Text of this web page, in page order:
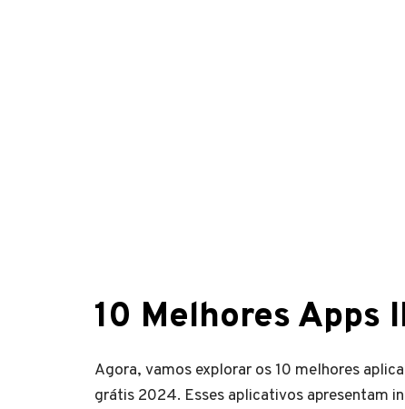
10 Melhores Apps
Agora, vamos explorar os 10 melhores
grátis 2024. Esses aplicativos apresentam